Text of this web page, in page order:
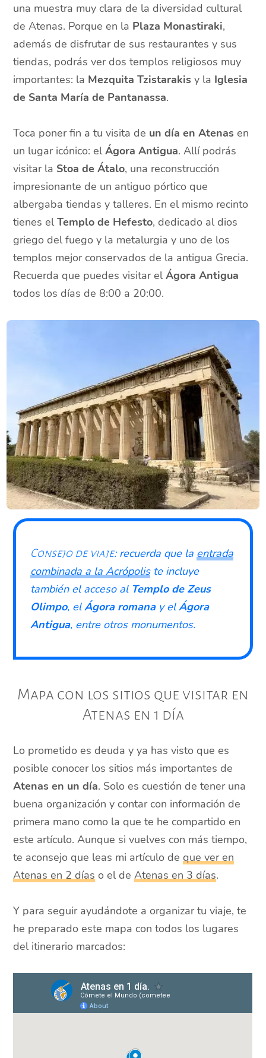
una muestra muy clara de la diversidad cultural
de Atenas. Porque en la Plaza Monastiraki,
además de disfrutar de sus restaurantes y sus
tiendas, podrás ver dos templos religiosos muy
importantes: la Mezquita Tzistarakis y la Iglesia
de Santa María de Pantanassa.
Toca poner fin a tu visita de un día en Atenas en
un lugar icónico: elÁgora Antigua. Allí podrás
visitar la Stoa de Átalo, una reconstrucción
impresionante de un antiguo pórtico que
albergaba tiendas y talleres. En el mismo recinto
tienes elTemplo de Hefesto, dedicado al dios
griego del fuego y la metalurgia y uno de los
templos mejor conservados de la antigua Grecia.
Recuerda que puedes visitar elÁgora Antigua
todos los días de 8:00 a 20:00.
Consejo de viaje: recuerda que laentrada
combinada a la Acrópoliste incluye
también el acceso al Templo de Zeus
Olimpo, elÁgora romanay elÁgora
Antigua, entre otros monumentos.
Mapa con los sitios que visitar en
Atenas en 1 día
Lo prometido es deuda y ya has visto que es
posible conocer los sitios más importantes de
Atenas en un día. Solo es cuestión de tener una
buena organización y contar con información de
primera mano como la que te he compartido en
este artículo. Aunque si vuelves con más tiempo,
te aconsejo que leas mi artículo deque ver en
Atenas en 2 días o el deAtenas en 3 días.
Y para seguir ayudándote a organizar tu viaje, te
he preparado este mapa con todos los lugares
del itinerario marcados: